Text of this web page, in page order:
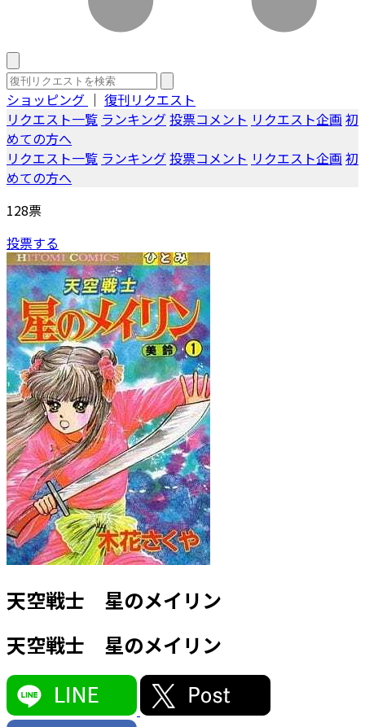
ショッピング ｜ 復刊リクエスト
リクエスト一覧 ランキング投票コメント リクエスト企画 初
めての方へ
リクエスト一覧 ランキング投票コメント リクエスト企画 初
めての方へ
128票
投票する
天空戦士 星のメイリン
天空戦士 星のメイリン